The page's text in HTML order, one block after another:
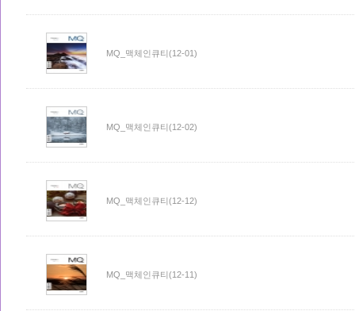
MQ_맥체인큐티(12-01)
MQ_맥체인큐티(12-02)
MQ_맥체인큐티(12-12)
MQ_맥체인큐티(12-11)